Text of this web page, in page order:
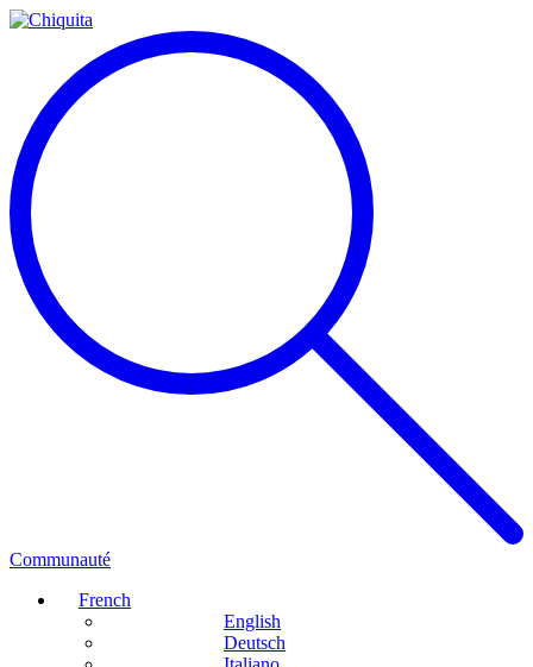
Communauté
French
English
Deutsch